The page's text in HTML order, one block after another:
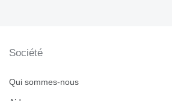
Société
Qui sommes-nous